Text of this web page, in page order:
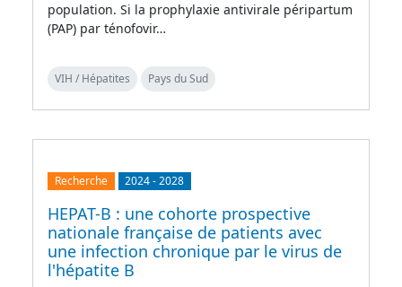
population. Si la prophylaxie antivirale péripartum
(PAP) par ténofovir…
VIH / Hépatites Pays du Sud
Recherche 2024-2028
HEPAT-B : une cohorte prospective
nationale française de patients avec
une infection chronique par le virus de
l'hépatite B